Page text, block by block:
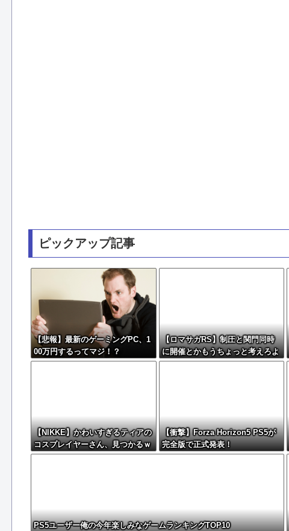
ピックアップ記事
【悲報】最新のゲーミングPC、1
00万円するってマジ！？
【ロマサガRS】制圧と関門同時
に開催とかもうちょっと考えろよ
w
【NIKKE】かわいすぎるティアの
コスプレイヤーさん、見つかるｗ
ｗｗｗｗ【画像】
【衝撃】Forza Horizon5 PS5が
完全版で正式発表！
PS5ユーザー俺の今年楽しみなゲームランキングTOP10